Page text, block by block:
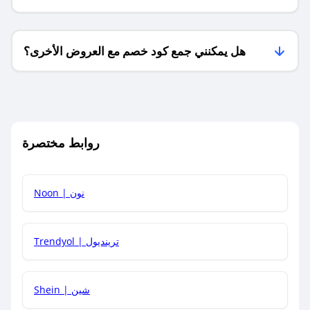
فقط؟
هل يمكنني جمع كود خصم مع العروض الأخرى؟
كم مدة صلاحية كود الخصم؟
روابط مختصرة
Noon | نون
Trendyol | ترينديول
Shein | شين